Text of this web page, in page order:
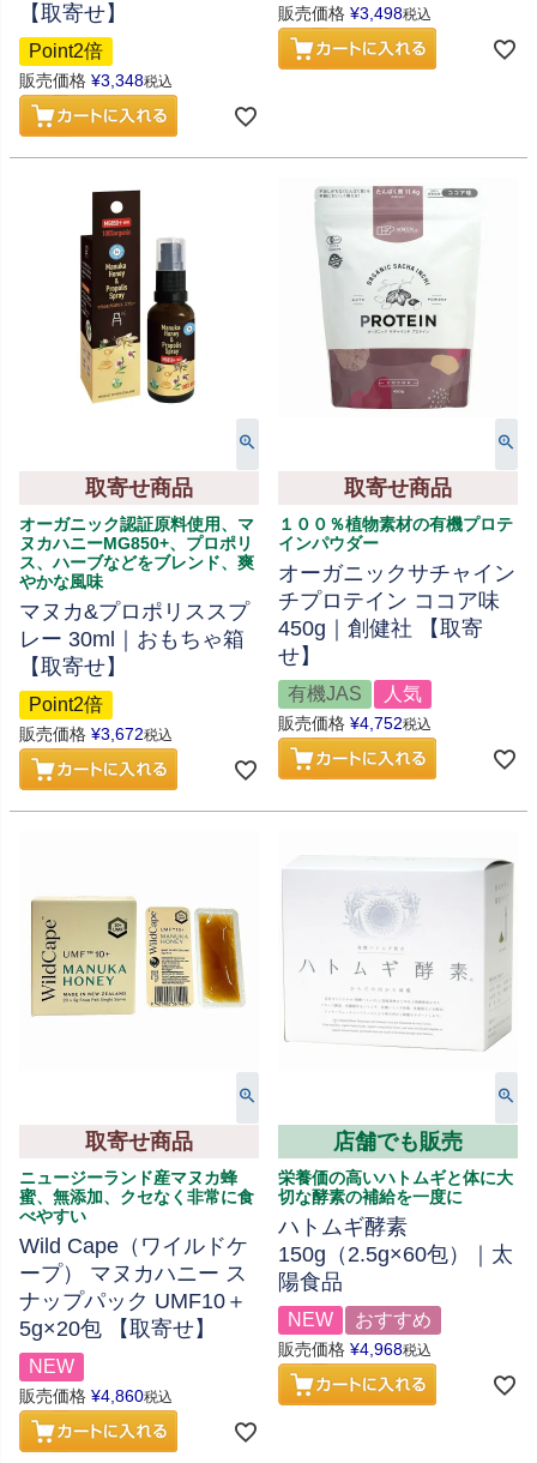
【取寄せ】
Point2倍
販売価格 ¥3,348税込
販売価格 ¥3,498税込
取寄せ商品
オーガニック認証原料使用、マ
ヌカハニーMG850+、プロポリ
ス、ハーブなどをブレンド、爽
やかな風味
マヌカ&プロポリススプ
レー 30ml｜おもちゃ箱
【取寄せ】
Point2倍
販売価格 ¥3,672税込
取寄せ商品
１００％植物素材の有機プロテ
インパウダー
オーガニックサチャイン
チプロテイン ココア味
450g｜創健社 【取寄
せ】
有機JAS 人気
販売価格 ¥4,752税込
取寄せ商品
ニュージーランド産マヌカ蜂
蜜、無添加、クセなく非常に食
べやすい
Wild Cape（ワイルドケ
ープ） マヌカハニー ス
ナップパック UMF10＋
5g×20包 【取寄せ】
NEW
販売価格 ¥4,860税込
店舗でも販売
栄養価の高いハトムギと体に大
切な酵素の補給を一度に
ハトムギ酵素
150g（2.5g×60包）｜太
陽食品
NEW おすすめ
販売価格 ¥4,968税込